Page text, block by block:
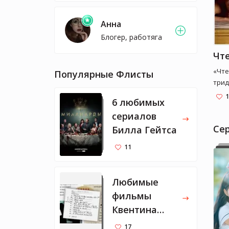
Анна
Блогер, работяга
Популярные Флисты
6 любимых
сериалов
Билла Гейтса
11
Любимые
фильмы
Квентина
Тарантино
17
еще
1